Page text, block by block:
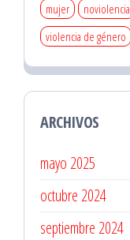
mujer
noviolencia
violencia de género
ARCHIVOS
mayo 2025
octubre 2024
septiembre 2024